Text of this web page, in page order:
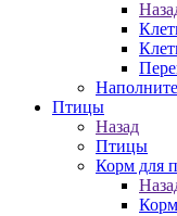
Птицы
Назад
Птицы
Корм для